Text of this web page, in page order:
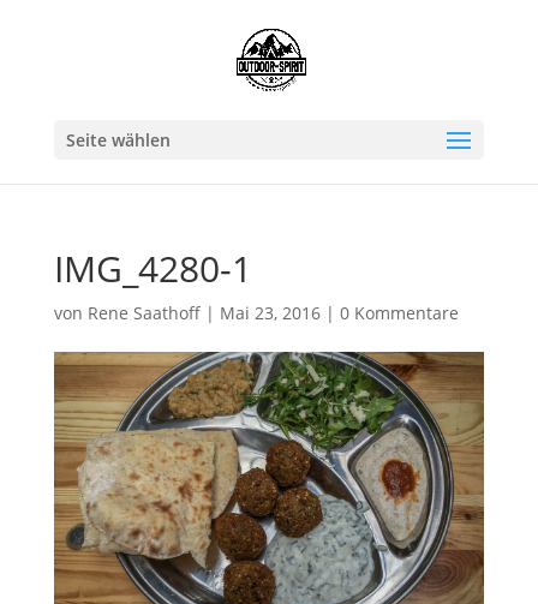
Seite wählen
IMG_4280-1
von Rene Saathoff| Mai 23, 2016| 0 Kommentare